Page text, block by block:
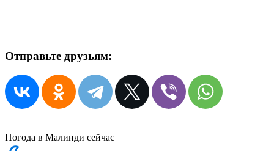
Отправьте друзьям:
Погода в Малинди сейчас